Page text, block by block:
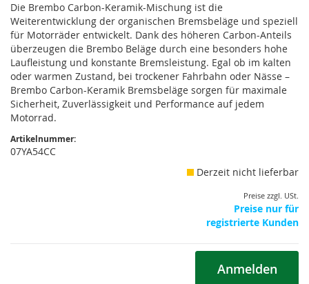
Die Brembo Carbon-Keramik-Mischung ist die
Weiterentwicklung der organischen Bremsbeläge und speziell
für Motorräder entwickelt. Dank des höheren Carbon-Anteils
überzeugen die Brembo Beläge durch eine besonders hohe
Laufleistung und konstante Bremsleistung. Egal ob im kalten
oder warmen Zustand, bei trockener Fahrbahn oder Nässe –
Brembo Carbon-Keramik Bremsbeläge sorgen für maximale
Sicherheit, Zuverlässigkeit und Performance auf jedem
Motorrad.
Artikelnummer:
07YA54CC
Derzeit nicht lieferbar
Preise zzgl. USt.
Preise nur für
registrierte Kunden
Anmelden